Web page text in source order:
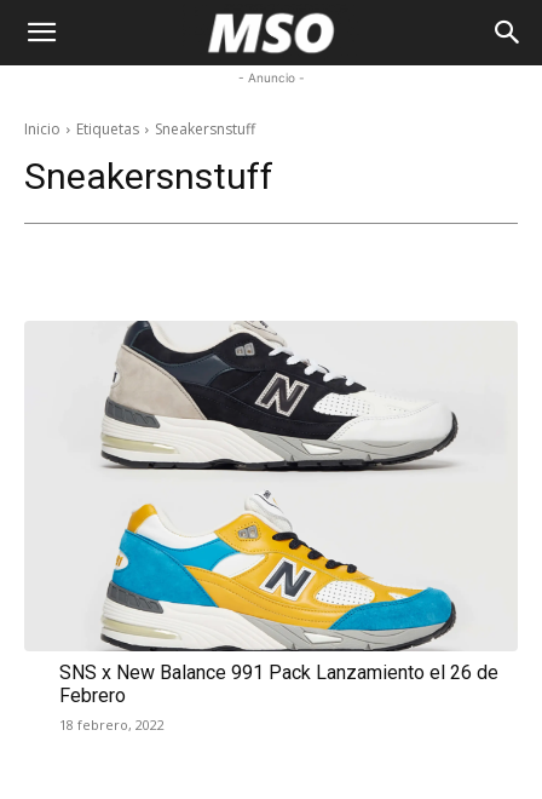
Ocean
- Anuncio -
Inicio Etiquetas Sneakersnstuff
Sneakersnstuff
SNS x New Balance 991 Pack Lanzamiento el 26 de
Febrero
18 febrero, 2022